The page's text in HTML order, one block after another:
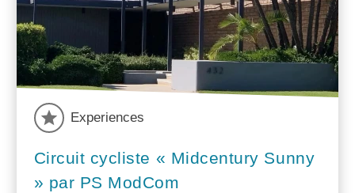
Experiences
Circuit cycliste « Midcentury Sunny
» par PS ModCom